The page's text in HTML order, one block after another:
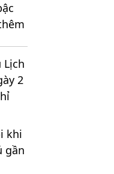
Để
Tổ
Chức
Team
Building
Ninh
Chữ
Lịch
2
khi
gần